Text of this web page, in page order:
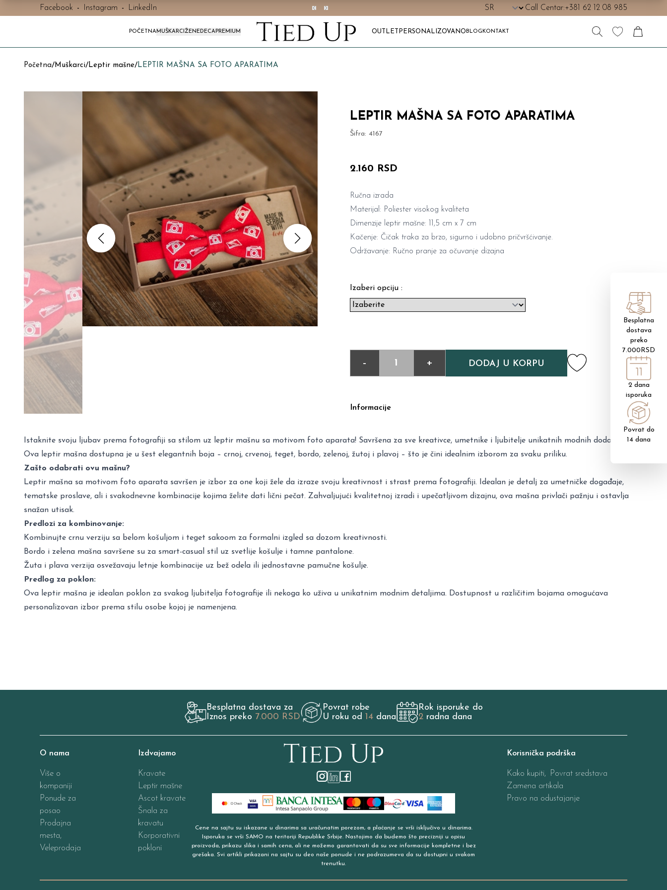
Facebook - Instagram - LinkedIn Call Centar:+381 62 12 08 985
POČETNAMUŠKARCI ŽENEDECAPREMIUM OUTLET PERSONALIZOVANO BLOG KONTAKT
Početna/Muškarci/Leptir mašne/LEPTIR MAŠNA SA FOTO APARATIMA
LEPTIR MAŠNA SA FOTO APARATIMA
Šifra: 4167
2.160 RSD
Ručna izrada
Materijal: Poliester visokog kvaliteta
Dimenzije leptir mašne: 11,5 cm x 7 cm
Kačenje: Čičak traka za brzo, sigurno i udobno pričvršćivanje.
Održavanje: Ručno pranje za očuvanje dizajna
Izaberi opciju :
- + DODAJ U KORPU
Informacije
Istaknite svoju ljubav prema fotografiji sa stilom uz leptir mašnu sa motivom foto aparata! Savršena za sve kreativce, umetnike i ljubitelje unikatnih modnih dodataka.
Ova leptir mašna dostupna je u šest elegantnih boja – crnoj, crvenoj, teget, bordo, zelenoj, žutoj i plavoj – što je čini idealnim izborom za svaku priliku.
Zašto odabrati ovu mašnu?
Leptir mašna sa motivom foto aparata savršen je izbor za one koji žele da izraze svoju kreativnost i strast prema fotografiji. Idealan je detalj za umetničke događaje,
tematske proslave, ali i svakodnevne kombinacije kojima želite dati lični pečat. Zahvaljujući kvalitetnoj izradi i upečatljivom dizajnu, ova mašna privlači pažnju i ostavlja
snažan utisak.
Predlozi za kombinovanje:
Kombinujte crnu verziju sa belom košuljom i teget sakoom za formalni izgled sa dozom kreativnosti.
Bordo i zelena mašna savršene su za smart-casual stil uz svetlije košulje i tamne pantalone.
Žuta i plava verzija osvežavaju letnje kombinacije uz bež odela ili jednostavne pamučne košulje.
Predlog za poklon:
Ova leptir mašna je idealan poklon za svakog ljubitelja fotografije ili nekoga ko uživa u unikatnim modnim detaljima. Dostupnost u različitim bojama omogućava
personalizovan izbor prema stilu osobe kojoj je namenjena.
Besplatna
dostava
preko
7.000RSD
2 dana
isporuka
Povrat do
14 dana
Besplatna dostava za
Iznos preko 7.000 RSD
Povrat robe
U roku od 14 dana
Rok isporuke do
2 radna dana
O nama
Više o
kompaniji
Ponude za
posao
Prodajna
mesta,
Veleprodaja
Izdvajamo
Kravate
Leptir mašne
Ascot kravate
Šnala za
kravatu
Korporativni
pokloni
Cene na sajtu su iskazane u dinarima sa uračunatim porezom, a plaćanje se vrši isključivo u dinarima.
Isporuka se vrši SAMO na teritoriji Republike Srbije. Nastojimo da budemo što precizniji u opisu
proizvoda, prikazu slika i samih cena, ali ne možemo garantovati da su sve informacije kompletne i bez
grešaka. Svi artikli prikazani na sajtu su deo naše ponude i ne podrazumeva da su dostupni u svakom
trenutku.
Korisnička podrška
Kako kupiti, Povrat sredstava
Zamena artikala
Pravo na odustajanje